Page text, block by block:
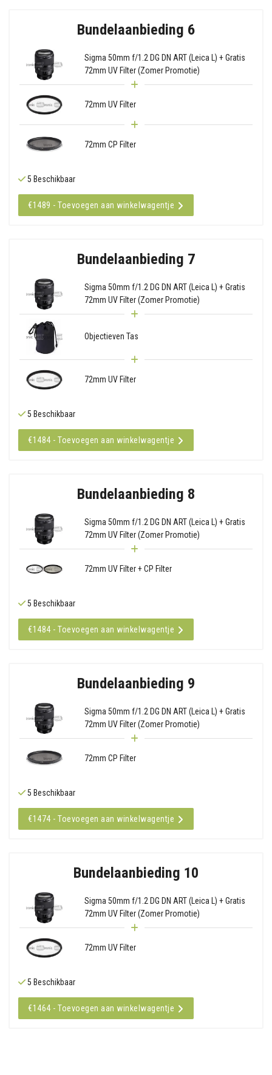
Bundelaanbieding 6
Sigma 50mm f/1.2 DG DN ART (Leica L) + Gratis
72mm UV Filter (Zomer Promotie)
72mm UV Filter
72mm CP Filter
5 Beschikbaar
€1489 - Toevoegen aan winkelwagentje
Bundelaanbieding 7
Sigma 50mm f/1.2 DG DN ART (Leica L) + Gratis
72mm UV Filter (Zomer Promotie)
Objectieven Tas
72mm UV Filter
5 Beschikbaar
€1484 - Toevoegen aan winkelwagentje
Bundelaanbieding 8
Sigma 50mm f/1.2 DG DN ART (Leica L) + Gratis
72mm UV Filter (Zomer Promotie)
72mm UV Filter + CP Filter
5 Beschikbaar
€1484 - Toevoegen aan winkelwagentje
Bundelaanbieding 9
Sigma 50mm f/1.2 DG DN ART (Leica L) + Gratis
72mm UV Filter (Zomer Promotie)
72mm CP Filter
5 Beschikbaar
€1474 - Toevoegen aan winkelwagentje
Bundelaanbieding 10
Sigma 50mm f/1.2 DG DN ART (Leica L) + Gratis
72mm UV Filter (Zomer Promotie)
72mm UV Filter
5 Beschikbaar
€1464 - Toevoegen aan winkelwagentje